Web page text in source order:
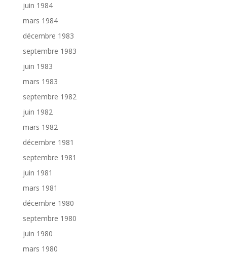
juin 1984
mars 1984
décembre 1983
septembre 1983
juin 1983
mars 1983
septembre 1982
juin 1982
mars 1982
décembre 1981
septembre 1981
juin 1981
mars 1981
décembre 1980
septembre 1980
juin 1980
mars 1980